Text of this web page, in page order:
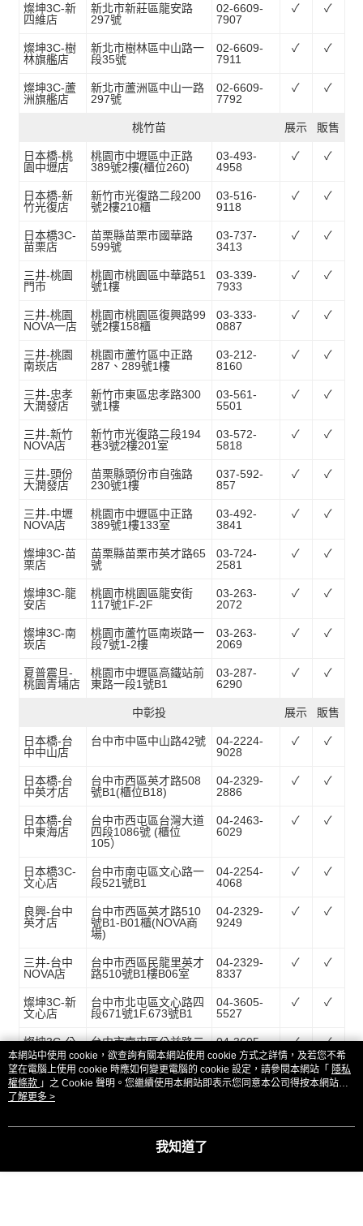
燦坤3C-新
四維店
新北市新莊區龍安路
297號
02-6609-
7907
✓ ✓
燦坤3C-樹
林旗艦店
新北市樹林區中山路一
段35號
02-6609-
7911
✓ ✓
燦坤3C-蘆
洲旗艦店
新北市蘆洲區中山一路
297號
02-6609-
7792
✓ ✓
桃竹苗 展示 販售
日本橋-桃
園中壢店
桃園市中壢區中正路
389號2樓(櫃位260)
03-493-
4958
✓ ✓
日本橋-新
竹光復店
新竹市光復路二段200
號2樓210櫃
03-516-
9118
✓ ✓
日本橋3C-
苗栗店
苗栗縣苗栗市國華路
599號
03-737-
3413
✓ ✓
三井-桃園
門市
桃園市桃園區中華路51
號1樓
03-339-
7933
✓ ✓
三井-桃園
NOVA一店
桃園市桃園區復興路99
號2樓158櫃
03-333-
0887
✓ ✓
三井-桃園
南崁店
桃園市蘆竹區中正路
287、289號1樓
03-212-
8160
✓ ✓
三井-忠孝
大潤發店
新竹市東區忠孝路300
號1樓
03-561-
5501
✓ ✓
三井-新竹
NOVA店
新竹市光復路二段194
巷3號2樓201室
03-572-
5818
✓ ✓
三井-頭份
大潤發店
苗栗縣頭份市自強路
230號1樓
037-592-
857
✓ ✓
三井-中壢
NOVA店
桃園市中壢區中正路
389號1樓133室
03-492-
3841
✓ ✓
燦坤3C-苗
栗店
苗栗縣苗栗市英才路65
號
03-724-
2581
✓ ✓
燦坤3C-龍
安店
桃園市桃園區龍安街
117號1F-2F
03-263-
2072
✓ ✓
燦坤3C-南
崁店
桃園市蘆竹區南崁路一
段7號1-2樓
03-263-
2069
✓ ✓
夏普震旦-
桃園青埔店
桃園市中壢區高鐵站前
東路一段1號B1
03-287-
6290
✓ ✓
中彰投 展示 販售
日本橋-台
中中山店
台中市中區中山路42號
04-2224-
9028
✓ ✓
日本橋-台
中英才店
台中市西區英才路508
號B1(櫃位B18)
04-2329-
2886
✓ ✓
日本橋-台
中東海店
台中市西屯區台灣大道
四段1086號 (櫃位
105）
04-2463-
6029
✓ ✓
日本橋3C-
文心店
台中市南屯區文心路一
段521號B1
04-2254-
4068
✓ ✓
良興-台中
英才店
台中市西區英才路510
號B1-B01櫃(NOVA商
場)
04-2329-
9249
✓ ✓
三井-台中
NOVA店
台中市西區民龍里英才
路510號B1樓B06室
04-2329-
8337
✓ ✓
燦坤3C-新
文心店
台中市北屯區文心路四
段671號1F.673號B1
04-3605-
5527
✓ ✓
燦坤3C-公
益店
台中市南屯區公益路二
段125號
04-3605-
5706
✓ ✓
燦坤3C-台
中旗艦店
台中市南區復興路一段
04-3605-
✓ ✓
本網站中使用 cookie，欲查詢有關本網站使用 cookie 方式之詳情，及若您不希
望在電腦上使用 cookie 時應如何變更電腦的 cookie 設定，請參閱本網站「 隱私
權條款 」之 Cookie 聲明。您繼續使用本網站即表示您同意本公司得按本網站使
用條款之 Cookie 聲明使用 cookie。
了解更多 >
我知道了